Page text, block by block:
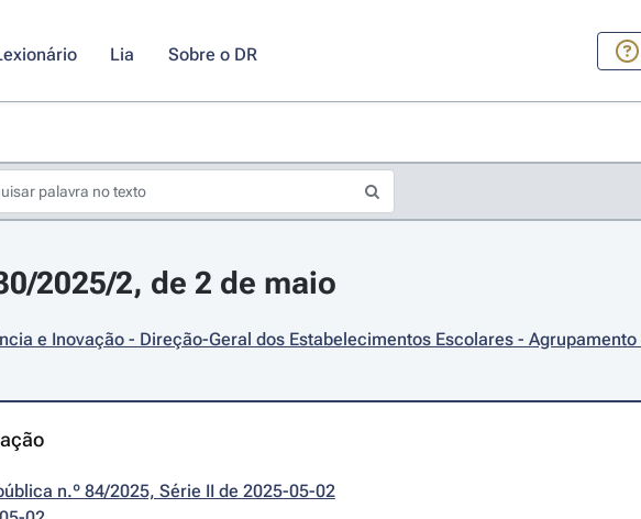
Lia Sobre o DR
2025/2, de 2 de maio
e Inovação - Direção-Geral dos Estabelecimentos Escolares -
n.º 84/2025, Série II de 2025-05-02